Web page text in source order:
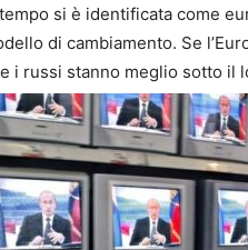
si è identificata come
di cambiamento. Se
i russi stanno meglio sotto il